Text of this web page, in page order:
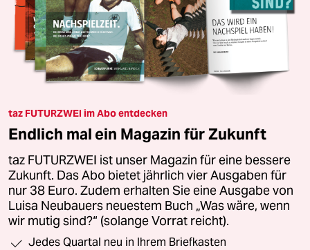
taz FUTURZWEI im Abo entdecken
Endlich mal ein Magazin für Zukunft
taz FUTURZWEI ist unser Magazin für eine bessere
Zukunft. Das Abo bietet jährlich vier Ausgaben für
nur 38 Euro. Zudem erhalten Sie eine Ausgabe von
Luisa Neubauers neuestem Buch „Was wäre, wenn
wir mutig sind?“ (solange Vorrat reicht).
Jedes Quartal neu in Ihrem Briefkasten